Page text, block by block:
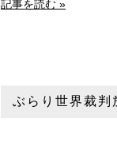
記事を読む »
ぶらり世界裁判